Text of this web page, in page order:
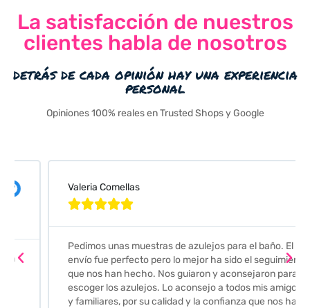
La satisfacción de nuestros
clientes habla de nosotros
detrás de cada opinión hay una experiencia
personal
Opiniones 100% reales en Trusted Shops y Google
Valeria Comellas

Pedimos unas muestras de azulejos para el baño. El
envío fue perfecto pero lo mejor ha sido el seguimiento
que nos han hecho. Nos guiaron y aconsejaron para
escoger los azulejos. Lo aconsejo a todos mis amigos
y familiares, por su calidad y la confianza que nos han